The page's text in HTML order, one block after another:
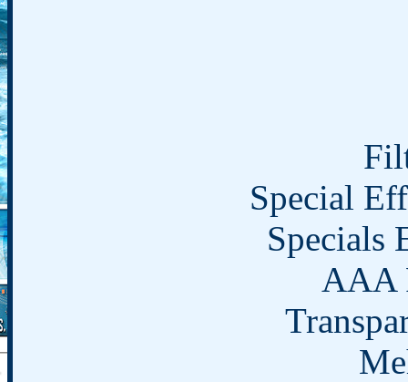
Special
Specials
AAA